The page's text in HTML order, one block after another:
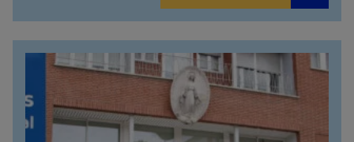
912 143 100